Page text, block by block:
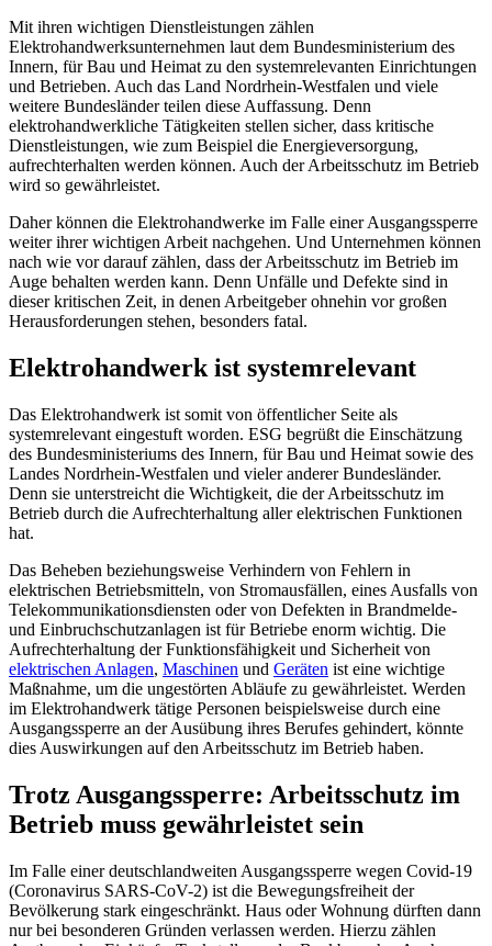
Mit ihren wichtigen Dienstleistungen zählen
Elektrohandwerksunternehmen laut dem Bundesministerium des
Innern, für Bau und Heimat zu den systemrelevanten Einrichtungen
und Betrieben. Auch das Land Nordrhein-Westfalen und viele
weitere Bundesländer teilen diese Auffassung. Denn
elektrohandwerkliche Tätigkeiten stellen sicher, dass kritische
Dienstleistungen, wie zum Beispiel die Energieversorgung,
aufrechterhalten werden können. Auch der Arbeitsschutz im Betrieb
wird so gewährleistet.
Daher können die Elektrohandwerke im Falle einer Ausgangssperre
weiter ihrer wichtigen Arbeit nachgehen. Und Unternehmen können
nach wie vor darauf zählen, dass der Arbeitsschutz im Betrieb im
Auge behalten werden kann. Denn Unfälle und Defekte sind in
dieser kritischen Zeit, in denen Arbeitgeber ohnehin vor großen
Herausforderungen stehen, besonders fatal.
Elektrohandwerk ist systemrelevant
Das Elektrohandwerk ist somit von öffentlicher Seite als
systemrelevant eingestuft worden. ESG begrüßt die Einschätzung
des Bundesministeriums des Innern, für Bau und Heimat sowie des
Landes Nordrhein-Westfalen und vieler anderer Bundesländer.
Denn sie unterstreicht die Wichtigkeit, die der Arbeitsschutz im
Betrieb durch die Aufrechterhaltung aller elektrischen Funktionen
hat.
Das Beheben beziehungsweise Verhindern von Fehlern in
elektrischen Betriebsmitteln, von Stromausfällen, eines Ausfalls von
Telekommunikationsdiensten oder von Defekten in Brandmelde-
und Einbruchschutzanlagen ist für Betriebe enorm wichtig. Die
Aufrechterhaltung der Funktionsfähigkeit und Sicherheit von
elektrischen Anlagen, Maschinen und Geräten ist eine wichtige
Maßnahme, um die ungestörten Abläufe zu gewährleistet. Werden
im Elektrohandwerk tätige Personen beispielsweise durch eine
Ausgangssperre an der Ausübung ihres Berufes gehindert, könnte
dies Auswirkungen auf den Arbeitsschutz im Betrieb haben.
Trotz Ausgangssperre: Arbeitsschutz im
Betrieb muss gewährleistet sein
Im Falle einer deutschlandweiten Ausgangssperre wegen Covid-19
(Coronavirus SARS-CoV-2) ist die Bewegungsfreiheit der
Bevölkerung stark eingeschränkt. Haus oder Wohnung dürften dann
nur bei besonderen Gründen verlassen werden. Hierzu zählen